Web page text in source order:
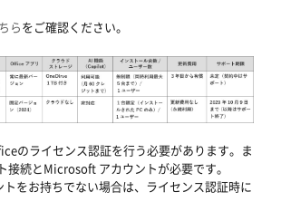
らをご確認ください。
のライセンス認証を行う必要があります。ま
接続とMicrosoft アカウントが必要です。
をお持ちでない場合は、ライセンス認証時に